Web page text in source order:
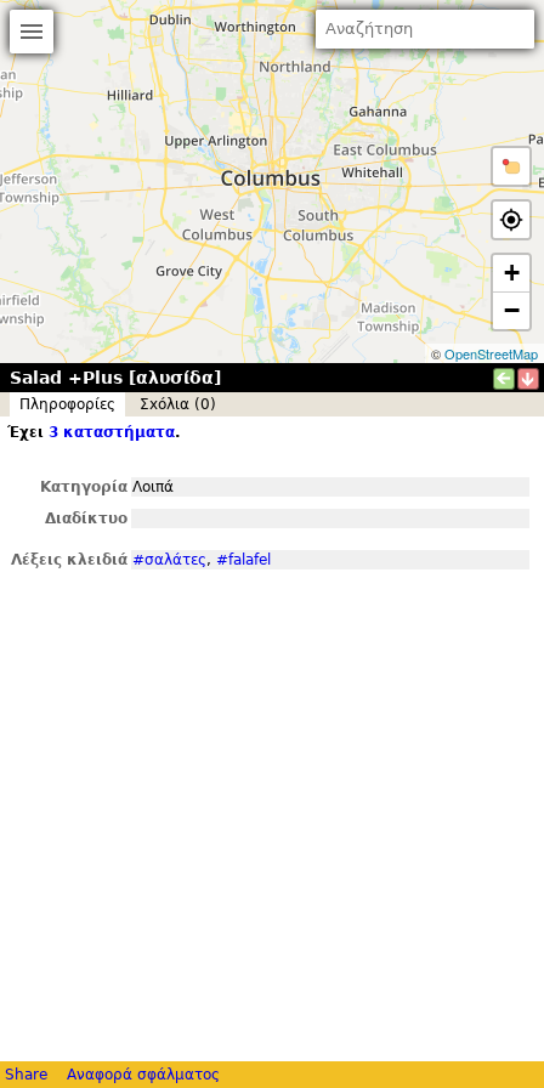
+
−
©OpenStreetMap
Salad +Plus [αλυσίδα]
Πληροφορίες
Σxόλια (0)
Έχει 3 καταστήματα.
Κατηγορία Λοιπά
Διαδίκτυο
Λέξεις κλειδιά #σαλάτες, #falafel
Share Αναφορά σφάλματος